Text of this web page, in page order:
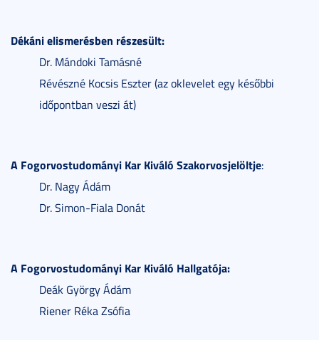
Dékáni elismerésben részesült:
Dr. Mándoki Tamásné
Révészné Kocsis Eszter (az oklevelet egy későbbi
időpontban veszi át)
A Fogorvostudományi Kar Kiváló Szakorvosjelöltje:
Dr. Nagy Ádám
Dr. Simon-Fiala Donát
A Fogorvostudományi Kar Kiváló Hallgatója:
Deák György Ádám
Riener Réka Zsófia